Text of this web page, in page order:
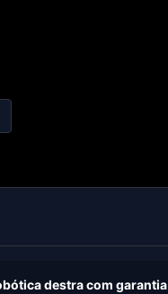
destra com garantia